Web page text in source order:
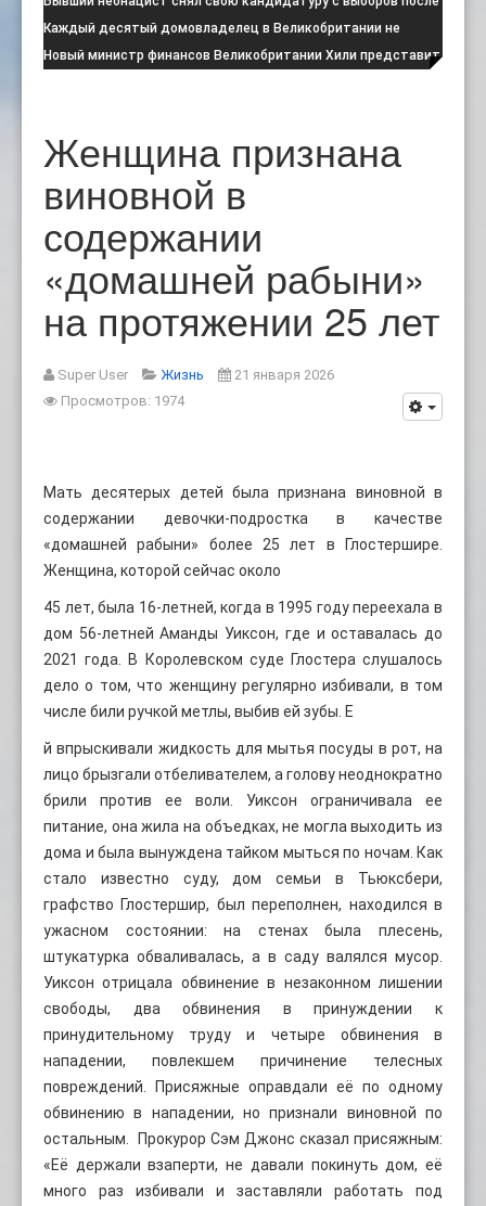
негативной реакции общест:
Каждый десятый домовладелец в Великобритании не
намерен соблюдать запрет на испо:
Новый министр финансов Великобритании Хили представит
Женщина признана
виновной в
содержании
«домашней рабыни»
на протяжении 25 лет
Super User Жизнь
21 января 2026
Просмотров: 1974
Мать десятерых детей была признана виновной в
содержании девочки-подростка в качестве
«домашней рабыни» более 25 лет в Глостершире.
Женщина, которой сейчас около
45 лет, была 16-летней, когда в 1995 году переехала в
дом 56-летней Аманды Уиксон, где и оставалась до
2021 года. В Королевском суде Глостера слушалось
дело о том, что женщину регулярно избивали, в том
числе били ручкой метлы, выбив ей зубы. Е
й впрыскивали жидкость для мытья посуды в рот, на
лицо брызгали отбеливателем, а голову неоднократно
брили против ее воли. Уиксон ограничивала ее
питание, она жила на объедках, не могла выходить из
дома и была вынуждена тайком мыться по ночам. Как
стало известно суду, дом семьи в Тьюксбери,
графство Глостершир, был переполнен, находился в
ужасном состоянии: на стенах была плесень,
штукатурка обваливалась, а в саду валялся мусор.
Уиксон отрицала обвинение в незаконном лишении
свободы, два обвинения в принуждении к
принудительному труду и четыре обвинения в
нападении, повлекшем причинение телесных
повреждений. Присяжные оправдали её по одному
обвинению в нападении, но признали виновной по
остальным. Прокурор Сэм Джонс сказал присяжным:
«Её держали взаперти, не давали покинуть дом, её
много раз избивали и заставляли работать под